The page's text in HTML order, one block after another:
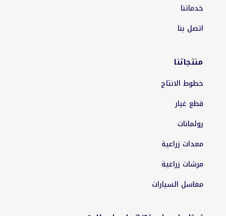
خدماتنا
اتصل بنا
منتجاتنا
خطوط الانتاج
قطع غيار
رولمانات
معدات زراعية
مرشات زراعية
مغاسل السيارات